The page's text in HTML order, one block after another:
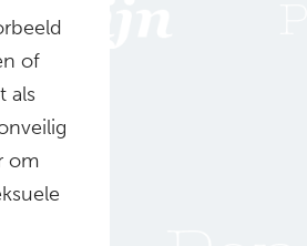
of
als
om